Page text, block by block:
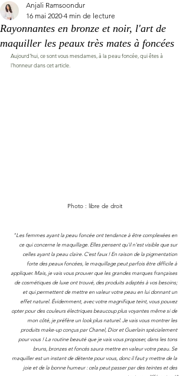
Rayonnantes en bronze et noir, l'art de
maquiller les peaux très mates à foncées
Anjali Ramsoondur
16 mai 2020 4 min de lecture
Aujourd'hui, ce sont vous mesdames, à la peau foncée, qui êtes à
l'honneur dans cet article.
Photo : libre de droit
"Les femmes ayant la peau foncée ont tendance à être complexées en
ce qui concerne le maquillage. Elles pensent qu'il n'est visible que sur
celles ayant la peau claire. C'est faux ! En raison de la pigmentation
forte des peaux foncées, le maquillage peut parfois être difficile à
appliquer. Mais, je vais vous prouver que les grandes marques françaises
de cosmétiques de luxe ont trouvé, des produits adaptés à vos besoins;
et qui permettent de mettre en valeur votre peau en lui donnant un
effet naturel. Évidemment, avec votre magnifique teint, vous pouvez
opter pour des couleurs électriques beaucoup plus voyantes même si de
mon côté, je préfère un look plus naturel. Je vais vous montrer les
produits make-up conçus par Chanel, Dior et Guerlain spécialement
pour vous ! La routine beauté que je vais vous proposer, dans les tons
bruns, bronzes et foncés saura mettre en valeur votre peau. Se
maquiller est un instant de détente pour vous, donc il faut y mettre de la
joie et de la bonne humeur : cela peut passer par des teintes et des